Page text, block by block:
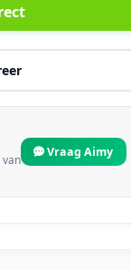
Vraag Aimy